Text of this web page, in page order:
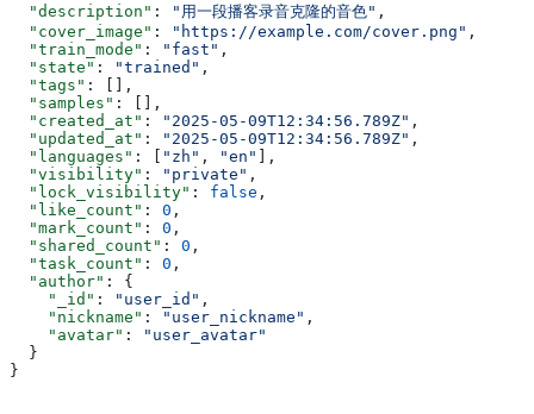
  "description"
: "用一段播客录音克隆的音色" ,
  "cover_image"
: "https://example.com/cover.png" ,
  "train_mode"
: "fast" ,
  "state"
: "trained" ,
  "tags"
: [],
  "samples"
: [],
  "created_at"
: "2025-05-09T12:34:56.789Z" ,
  "updated_at"
: "2025-05-09T12:34:56.789Z" ,
  "languages"
: [ "zh" , "en" ],
  "visibility"
: "private" ,
  "lock_visibility"
: false ,
  "like_count"
: 0 ,
  "mark_count"
: 0 ,
  "shared_count"
: 0 ,
  "task_count"
: 0 ,
  "author"
: {
    "_id"
: "user_id" ,
    "nickname"
: "user_nickname" ,
    "avatar"
:
"user_avatar"
  }
}